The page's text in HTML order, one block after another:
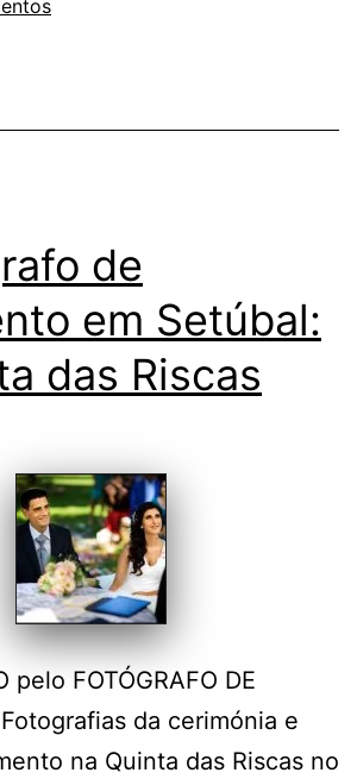
de
em Setúbal:
das Riscas
pelo FOTÓGRAFO DE
da cerimónia e
na Quinta das Riscas no